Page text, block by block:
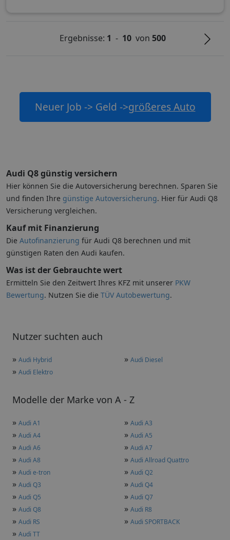
Nutzer suchten auch
» Audi Hybrid » Audi Diesel
» Audi Elektro
Modelle der Marke von A - Z
» Audi A1 » Audi A3
» Audi A4 » Audi A5
» Audi A6 » Audi A7
» Audi A8 » Audi Allroad Quattro
» Audi e-tron » Audi Q2
» Audi Q3 » Audi Q4
» Audi Q5 » Audi Q7
» Audi Q8 » Audi R8
» Audi RS » Audi SPORTBACK
» Audi TT
Ergebnisse: 1 - 10 von500
Neuer Job -> Geld ->größeres Auto
Audi Q8 günstig versichern
Hier können Sie die Autoversicherung berechnen. Sparen Sie
und finden Ihre günstige Autoversicherung. Hier für Audi Q8
Versicherung vergleichen.
Kauf mit Finanzierung
Die Autofinanzierung für Audi Q8 berechnen und mit
günstigen Raten den Audi kaufen.
Was ist der Gebrauchte wert
Ermitteln Sie den Zeitwert Ihres KFZ mit unserer PKW
Bewertung. Nutzen Sie die TÜV Autobewertung.